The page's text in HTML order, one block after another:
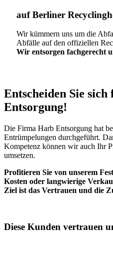
auf Berliner
Wir kümmern uns um die
Abfälle auf den offiziellen
Wir entsorgen fachgerecht
Entscheiden Sie
Entsorgung!​
Die Firma Harb Entsorgung hat
Entrümpelungen durchgeführt.
Kompetenz können wir auch Ihr
umsetzen.
Profitieren Sie von unserem
Kosten oder langwierige
Ziel ist das Vertrauen und die
Diese Kunden vertrauen